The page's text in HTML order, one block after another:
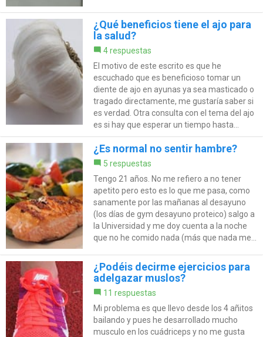
¿Qué beneficios tiene el ajo para
la salud?
4 respuestas
El motivo de este escrito es que he
escuchado que es beneficioso tomar un
diente de ajo en ayunas ya sea masticado o
tragado directamente, me gustaría saber si
es verdad. Otra consulta con el tema del ajo
es si hay que esperar un tiempo hasta...
¿Es normal no sentir hambre?
5 respuestas
Tengo 21 años. No me refiero a no tener
apetito pero esto es lo que me pasa, como
sanamente por las mañanas al desayuno
(los días de gym desayuno proteico) salgo a
la Universidad y me doy cuenta a la noche
que no he comido nada (más que nada me...
¿Podéis decirme ejercicios para
adelgazar muslos?
11 respuestas
Mi problema es que llevo desde los 4 añitos
bailando y pues he desarrollado mucho
musculo en los cuádriceps y no me gusta